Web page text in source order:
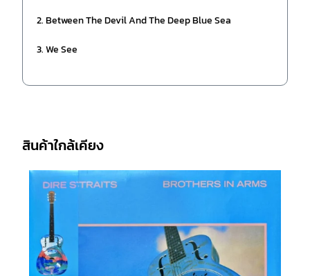
2. Between The Devil And The Deep Blue Sea
3. We See
สินค้าใกล้เคียง